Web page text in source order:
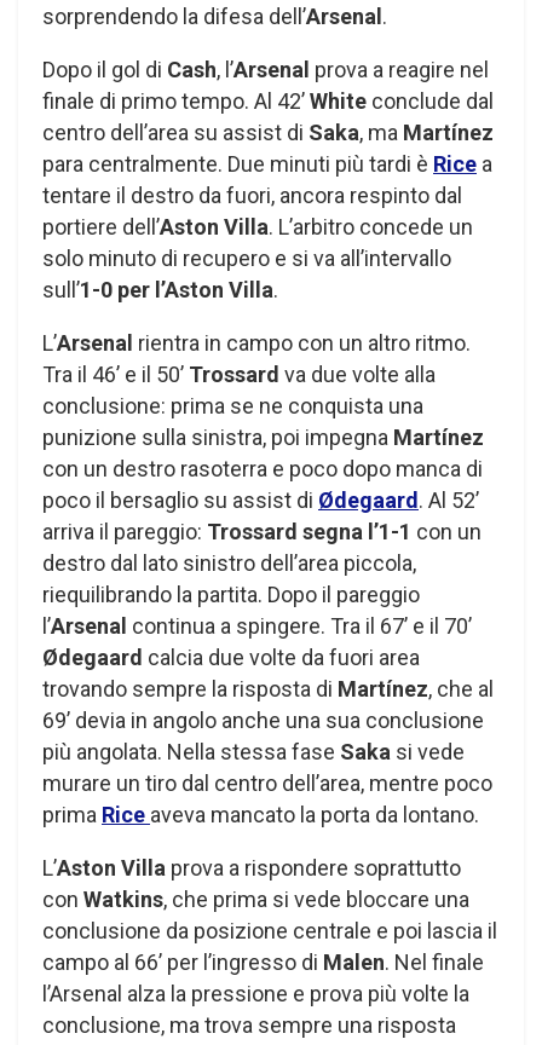
sorprendendo la difesa dell’Arsenal .
Dopo il gol di Cash, l’Arsenal prova a reagire nel
finale di primo tempo. Al 42’White conclude dal
centro dell’area su assist di Saka, ma Martínez
para centralmente. Due minuti più tardi è Rice a
tentare il destro da fuori, ancora respinto dal
portiere dell’Aston Villa. L’arbitro concede un
solo minuto di recupero e si va all’intervallo
sull’1-0 per l’Aston Villa.
L’Arsenal rientra in campo con un altro ritmo.
Tra il 46’ e il 50’ Trossard va due volte alla
conclusione: prima se ne conquista una
punizione sulla sinistra, poi impegna Martínez
con un destro rasoterra e poco dopo manca di
poco il bersaglio su assist di Ødegaard. Al 52’
arriva il pareggio: Trossard segna l’1-1 con un
destro dal lato sinistro dell’area piccola,
riequilibrando la partita. Dopo il pareggio
l’Arsenal continua a spingere. Tra il 67’ e il 70’
Ødegaard calcia due volte da fuori area
trovando sempre la risposta di Martínez, che al
69’ devia in angolo anche una sua conclusione
più angolata. Nella stessa fase Saka si vede
murare un tiro dal centro dell’area, mentre poco
prima Rice aveva mancato la porta da lontano.
L’Aston Villa prova a rispondere soprattutto
con Watkins, che prima si vede bloccare una
conclusione da posizione centrale e poi lascia il
campo al 66’ per l’ingresso di Malen. Nel finale
l’Arsenal alza la pressione e prova più volte la
conclusione, ma trova sempre una risposta